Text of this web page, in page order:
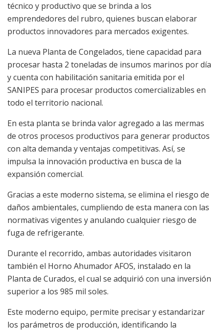
técnico y productivo que se brinda a los
emprendedores del rubro, quienes buscan elaborar
productos innovadores para mercados exigentes.
La nueva Planta de Congelados, tiene capacidad para
procesar hasta 2 toneladas de insumos marinos por día
y cuenta con habilitación sanitaria emitida por el
SANIPES para procesar productos comercializables en
todo el territorio nacional.
En esta planta se brinda valor agregado a las mermas
de otros procesos productivos para generar productos
con alta demanda y ventajas competitivas. Así, se
impulsa la innovación productiva en busca de la
expansión comercial.
Gracias a este moderno sistema, se elimina el riesgo de
daños ambientales, cumpliendo de esta manera con las
normativas vigentes y anulando cualquier riesgo de
fuga de refrigerante.
Durante el recorrido, ambas autoridades visitaron
también el Horno Ahumador AFOS, instalado en la
Planta de Curados, el cual se adquirió con una inversión
superior a los 985 mil soles.
Este moderno equipo, permite precisar y estandarizar
los parámetros de producción, identificando la